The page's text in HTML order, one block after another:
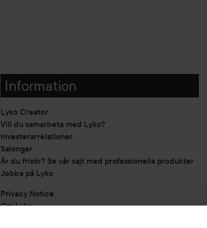
Information
Lyko Creator
Vill du samarbeta med Lyko?
Investerarrelationer
Salonger
Är du frisör? Se vår sajt med professionella produkter
Jobba på Lyko
Privacy Notice
Om Lyko